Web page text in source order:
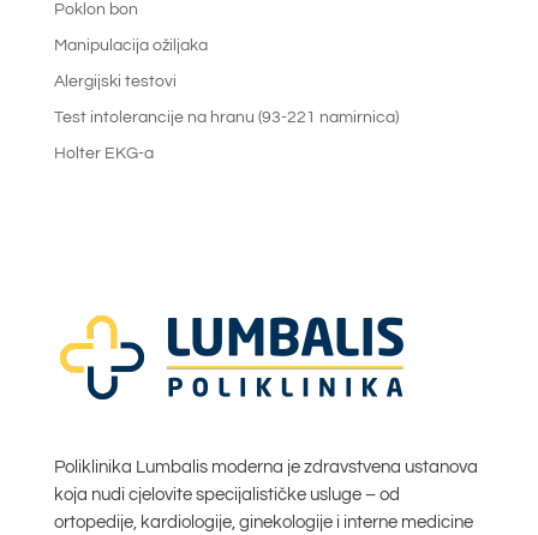
Poklon bon
Manipulacija ožiljaka
Alergijski testovi
Test intolerancije na hranu (93-221 namirnica)
Holter EKG-a
Poliklinika Lumbalis moderna je zdravstvena ustanova
koja nudi cjelovite specijalističke usluge – od
ortopedije, kardiologije, ginekologije i interne medicine